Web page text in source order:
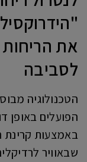
את הריחות
לסביבה
הטכנולוגיה
הפועלים
באמצעות
שבאוויר